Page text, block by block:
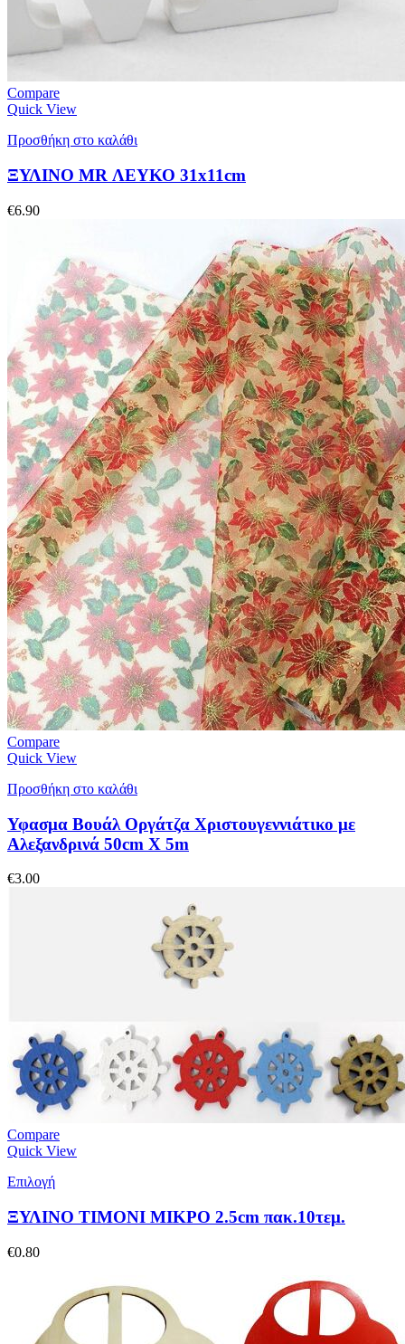
Compare
Quick View
Προσθήκη στο καλάθι
ΞΥΛΙΝΟ MR ΛΕΥΚΟ 31x11cm
€6.90
Compare
Quick View
Προσθήκη στο καλάθι
Υφασμα Βουάλ Οργάτζα Χριστουγεννιάτικο με
Αλεξανδρινά 50cm X 5m
€3.00
Compare
Quick View
Επιλογή
ΞΥΛΙΝΟ ΤΙΜΟΝΙ ΜΙΚΡΟ 2.5cm πακ.10τεμ.
€0.80